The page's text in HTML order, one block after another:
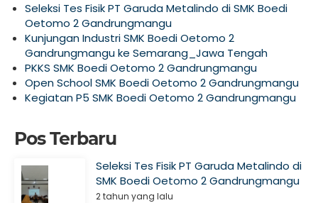
Seleksi Tes Fisik PT Garuda Metalindo di SMK Boedi
Oetomo 2 Gandrungmangu
Kunjungan Industri SMK Boedi Oetomo 2
Gandrungmangu ke Semarang_Jawa Tengah
PKKS SMK Boedi Oetomo 2 Gandrungmangu
Open School SMK Boedi Oetomo 2 Gandrungmangu
Kegiatan P5 SMK Boedi Oetomo 2 Gandrungmangu
Pos Terbaru
Seleksi Tes Fisik PT Garuda Metalindo di
SMK Boedi Oetomo 2 Gandrungmangu
2 tahun yang lalu